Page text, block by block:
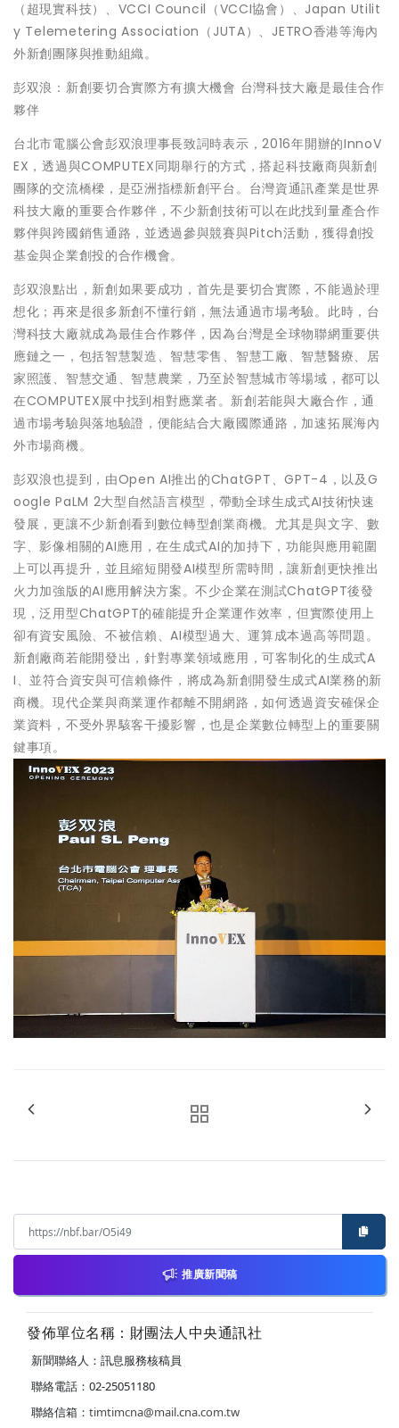
（超現實科技）、VCCI Council（VCCI協會）、Japan Utilit
y Telemetering Association（JUTA）、JETRO香港等海內
外新創團隊與推動組織。
彭双浪：新創要切合實際方有擴大機會 台灣科技大廠是最佳合作
夥伴
台北市電腦公會彭双浪理事長致詞時表示，2016年開辦的InnoV
EX，透過與COMPUTEX同期舉行的方式，搭起科技廠商與新創
團隊的交流橋樑，是亞洲指標新創平台。台灣資通訊產業是世界
科技大廠的重要合作夥伴，不少新創技術可以在此找到量產合作
夥伴與跨國銷售通路，並透過參與競賽與Pitch活動，獲得創投
基金與企業創投的合作機會。
彭双浪點出，新創如果要成功，首先是要切合實際，不能過於理
想化；再來是很多新創不懂行銷，無法通過市場考驗。此時，台
灣科技大廠就成為最佳合作夥伴，因為台灣是全球物聯網重要供
應鏈之一，包括智慧製造、智慧零售、智慧工廠、智慧醫療、居
家照護、智慧交通、智慧農業，乃至於智慧城市等場域，都可以
在COMPUTEX展中找到相對應業者。新創若能與大廠合作，通
過市場考驗與落地驗證，便能結合大廠國際通路，加速拓展海內
外市場商機。
彭双浪也提到，由Open AI推出的ChatGPT、GPT-4，以及G
oogle PaLM 2大型自然語言模型，帶動全球生成式AI技術快速
發展，更讓不少新創看到數位轉型創業商機。尤其是與文字、數
字、影像相關的AI應用，在生成式AI的加持下，功能與應用範圍
上可以再提升，並且縮短開發AI模型所需時間，讓新創更快推出
火力加強版的AI應用解決方案。不少企業在測試ChatGPT後發
現，泛用型ChatGPT的確能提升企業運作效率，但實際使用上
卻有資安風險、不被信賴、AI模型過大、運算成本過高等問題。
新創廠商若能開發出，針對專業領域應用，可客制化的生成式A
I、並符合資安與可信賴條件，將成為新創開發生成式AI業務的新
商機。現代企業與商業運作都離不開網路，如何透過資安確保企
業資料，不受外界駭客干擾影響，也是企業數位轉型上的重要關
鍵事項。
推廣新聞稿
發佈單位名稱：財團法人中央通訊社
新聞聯絡人：訊息服務核稿員
聯絡電話：02-25051180
聯絡信箱： timtimcna@mail.cna.com.tw